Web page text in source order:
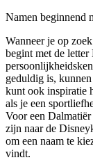
Namen beginnend
Wanneer je op
begint met de
geduldig is,
kunt ook inspiratie
als je een
Voor een
zijn naar de
om een naam te
vindt.